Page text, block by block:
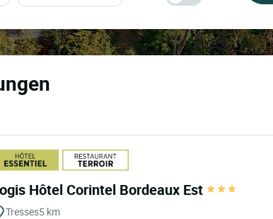
Hôtel Corintel Bordeaux Est
Tresses5 km